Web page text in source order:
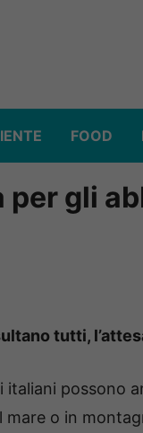
FOOD
per gli
tutti,
italiani possono
mare o in